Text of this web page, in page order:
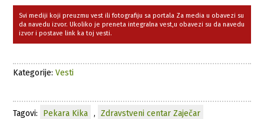
Svi mediji koji preuzmu vest ili fotografiju sa portala Za media u obavezi su
da navedu izvor. Ukoliko je preneta integralna vest,u obavezi su da navedu
izvor i postave link ka toj vesti.
Kategorije:Vesti
Tagovi: Pekara Kika , Zdravstveni centar Zaječar